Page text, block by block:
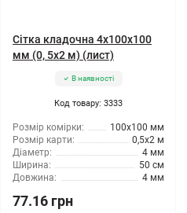
Сітка кладочна 4x100x100
мм (0, 5x2 м) (лист)
В наявності
Код товару: 3333
Розмір комірки:
100x100 мм
Розмір карти:
0,5x2 м
Діаметр:
4 мм
Ширина:
50 см
Довжина:
4 мм
77.16 грн